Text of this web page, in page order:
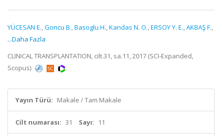
YÜCESAN E.,Goncu B.,Basoglu H.,Kandas N. O.,ERSOY Y. E.,AKBAŞ F.,
...Daha Fazla
CLINICAL TRANSPLANTATION, cilt.31, sa.11, 2017 (SCI-Expanded,
Scopus)
Yayın Türü: Makale / Tam Makale
Cilt numarası: 31 Sayı: 11